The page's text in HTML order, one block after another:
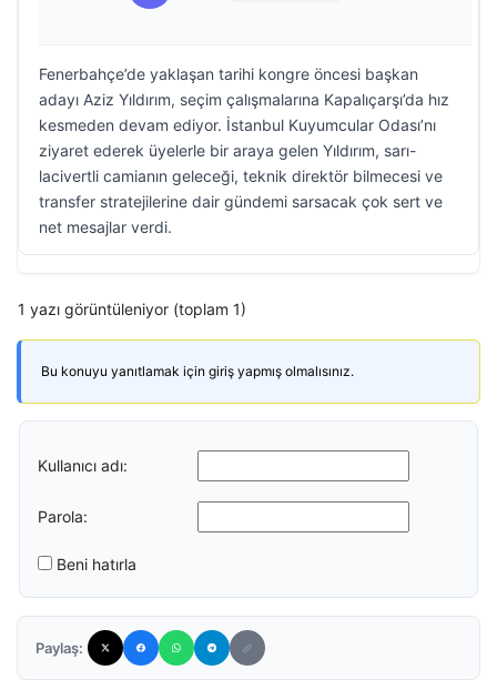
Fenerbahçe’de yaklaşan tarihi kongre öncesi başkan
adayı Aziz Yıldırım, seçim çalışmalarına Kapalıçarşı’da hız
kesmeden devam ediyor. İstanbul Kuyumcular Odası’nı
ziyaret ederek üyelerle bir araya gelen Yıldırım, sarı-
lacivertli camianın geleceği, teknik direktör bilmecesi ve
transfer stratejilerine dair gündemi sarsacak çok sert ve
net mesajlar verdi.
1 yazı görüntüleniyor (toplam 1)
Bu konuyu yanıtlamak için giriş yapmış olmalısınız.
Kullanıcı adı:
Parola:
Beni hatırla
Paylaş: